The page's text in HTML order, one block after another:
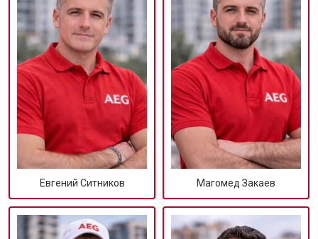
Евгений Ситников Магомед Закаев